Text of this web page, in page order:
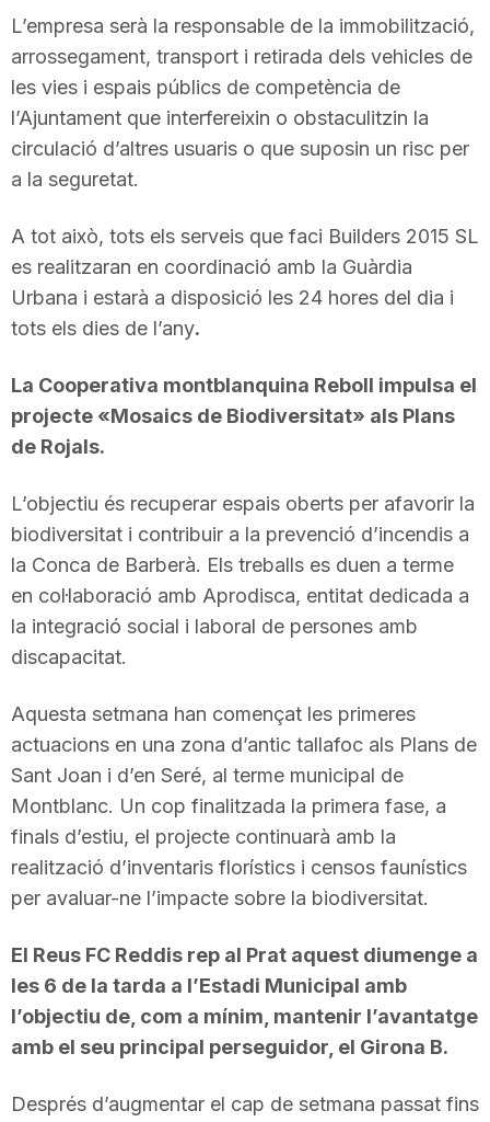
L’empresa serà la responsable de la immobilització,
arrossegament, transport i retirada dels vehicles de
les vies i espais públics de competència de
l’Ajuntament que interfereixin o obstaculitzin la
circulació d’altres usuaris o que suposin un risc per
a la seguretat.
A tot això, tots els serveis que faci Builders 2015 SL
es realitzaran en coordinació amb la Guàrdia
Urbana i estarà a disposició les 24 hores del dia i
tots els dies de l’any.
La Cooperativa montblanquina Reboll impulsa el
projecte «Mosaics de Biodiversitat» als Plans
de Rojals.
L’objectiu és recuperar espais oberts per afavorir la
biodiversitat i contribuir a la prevenció d’incendis a
la Conca de Barberà. Els treballs es duen a terme
en col·laboració amb Aprodisca, entitat dedicada a
la integració social i laboral de persones amb
discapacitat.
Aquesta setmana han començat les primeres
actuacions en una zona d’antic tallafoc als Plans de
Sant Joan i d’en Seré, al terme municipal de
Montblanc. Un cop finalitzada la primera fase, a
finals d’estiu, el projecte continuarà amb la
realització d’inventaris florístics i censos faunístics
per avaluar-ne l’impacte sobre la biodiversitat.
El Reus FC Reddis rep al Prat aquest diumenge a
les 6 de la tarda a l’Estadi Municipal amb
l’objectiu de, com a mínim, mantenir l’avantatge
amb el seu principal perseguidor, el Girona B.
Després d’augmentar el cap de setmana passat fins